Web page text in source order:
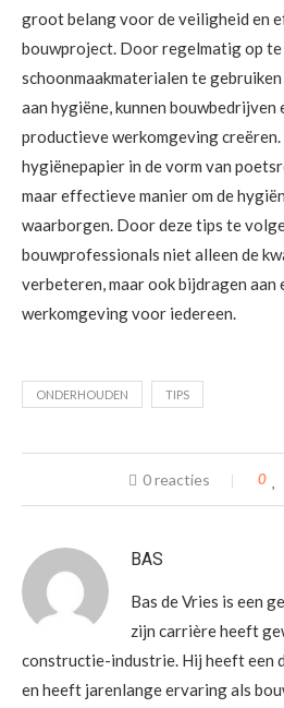
groot belang voor de veiligheid en
bouwproject. Door regelmatig op te
schoonmaakmaterialen te
aan hygiëne, kunnen bouwbedrijven
productieve werkomgeving
hygiënepapier in de vorm van
maar effectieve manier om de
waarborgen. Door deze tips te
bouwprofessionals niet alleen de
verbeteren, maar ook bijdragen aan
werkomgeving voor iedereen.
ONDERHOUDEN TIPS
0 reacties 0
BAS
Bas de Vries is een
zijn carrière heeft
constructie-industrie. Hij heeft een
en heeft jarenlange ervaring als